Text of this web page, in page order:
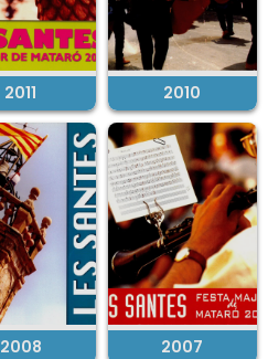
2011 2010
2008 2007